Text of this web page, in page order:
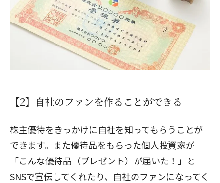
【2】自社のファンを作ることができる
株主優待をきっかけに自社を知ってもらうことが
できます。また優待品をもらった個人投資家が
「こんな優待品（プレゼント）が届いた！」と
SNSで宣伝してくれたり、自社のファンになってく